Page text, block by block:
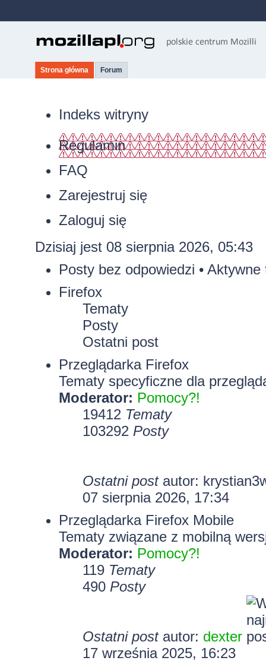
Strona główna Forum
Indeks witryny
Regulamin
FAQ
Zarejestruj się
Zaloguj się
Dzisiaj jest 08 sierpnia 2026, 05:43
Posty bez odpowiedzi • Aktywne
Firefox
Tematy
Posty
Ostatni post
Przeglądarka Firefox
Tematy specyficzne dla
Moderator: Pomocy?!
19412 Tematy
103292 Posty
Ostatni postautor:
07 sierpnia 2026, 17:34
Przeglądarka Firefox Mobile
Tematy związane z mobilną
Moderator: Pomocy?!
119 Tematy
490 Posty
Ostatni postautor: dexter
17 września 2025, 16:23